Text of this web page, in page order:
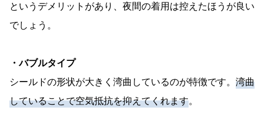
というデメリットがあり、夜間の着用は控えたほうが良い
でしょう。
・バブルタイプ
シールドの形状が大きく湾曲しているのが特徴です。 湾曲
していることで空気抵抗を抑えてくれます。